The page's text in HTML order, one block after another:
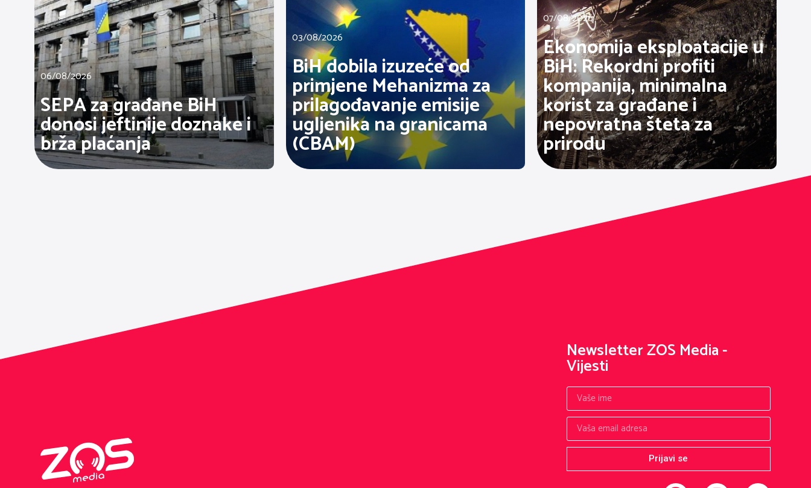
06/08/2026
SEPA za građane BiH
donosi jeftinije doznake i
brža plaćanja
03/08/2026
BiH dobila izuzeće od
primjene Mehanizma za
prilagođavanje emisije
ugljenika na granicama
(CBAM)
07/08/2026
Ekonomija eksploatacije u
BiH: Rekordni profiti
kompanija, minimalna
korist za građane i
nepovratna šteta za
prirodu
Newsletter ZOS Media -
Vijesti
Prijavi se